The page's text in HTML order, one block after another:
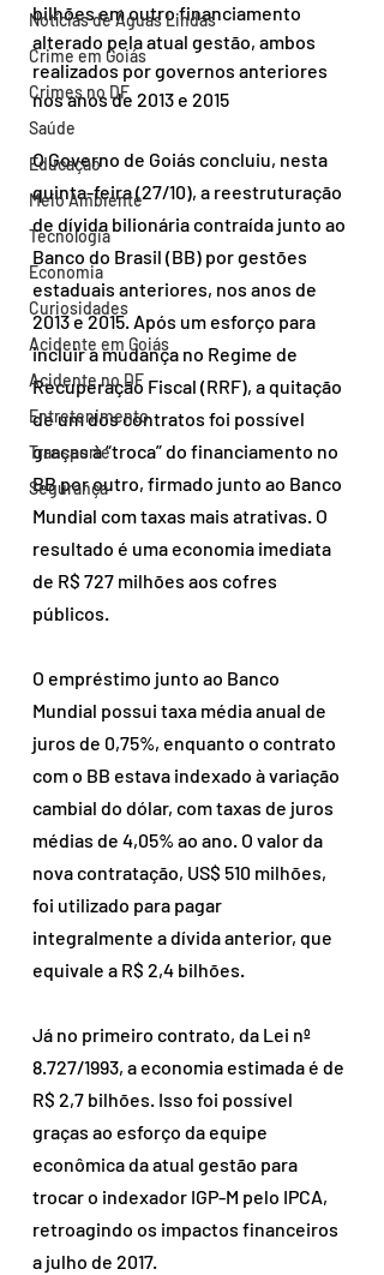
Notícias de Águas Lindas
Crime em Goiás
Crimes no DF
Saúde
Educação
Meio Ambiente
Tecnologia
Economia
Curiosidades
Acidente em Goiás
Acidente no DF
Entretenimento
Transporte
Segurança
bilhões em outro financiamento
alterado pela atual gestão, ambos
realizados por governos anteriores
nos anos de 2013 e 2015
O Governo de Goiás concluiu, nesta
quinta-feira (27/10), a reestruturação
de dívida bilionária contraída junto ao
Banco do Brasil (BB) por gestões
estaduais anteriores, nos anos de
2013 e 2015. Após um esforço para
incluir a mudança no Regime de
Recuperação Fiscal (RRF), a quitação
de um dos contratos foi possível
graças à “troca” do financiamento no
BB por outro, firmado junto ao Banco
Mundial com taxas mais atrativas. O
resultado é uma economia imediata
de R$ 727 milhões aos cofres
públicos.
O empréstimo junto ao Banco
Mundial possui taxa média anual de
juros de 0,75%, enquanto o contrato
com o BB estava indexado à variação
cambial do dólar, com taxas de juros
médias de 4,05% ao ano. O valor da
nova contratação, US$ 510 milhões,
foi utilizado para pagar
integralmente a dívida anterior, que
equivale a R$ 2,4 bilhões.
Já no primeiro contrato, da Lei nº
8.727/1993, a economia estimada é de
R$ 2,7 bilhões. Isso foi possível
graças ao esforço da equipe
econômica da atual gestão para
trocar o indexador IGP-M pelo IPCA,
retroagindo os impactos financeiros
a julho de 2017.